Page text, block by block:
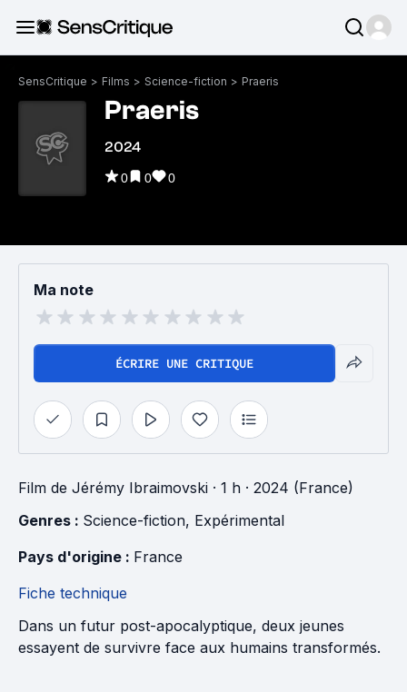
SensCritique > Films > Science-fiction > Praeris
Praeris
2024
0 0 0
Ma note
ÉCRIRE UNE CRITIQUE
Film de Jérémy Ibraimovski · 1 h · 2024 (France)
Genres : Science-fiction, Expérimental
Pays d'origine : France
Fiche technique
Dans un futur post-apocalyptique, deux jeunes
essayent de survivre face aux humains transformés.